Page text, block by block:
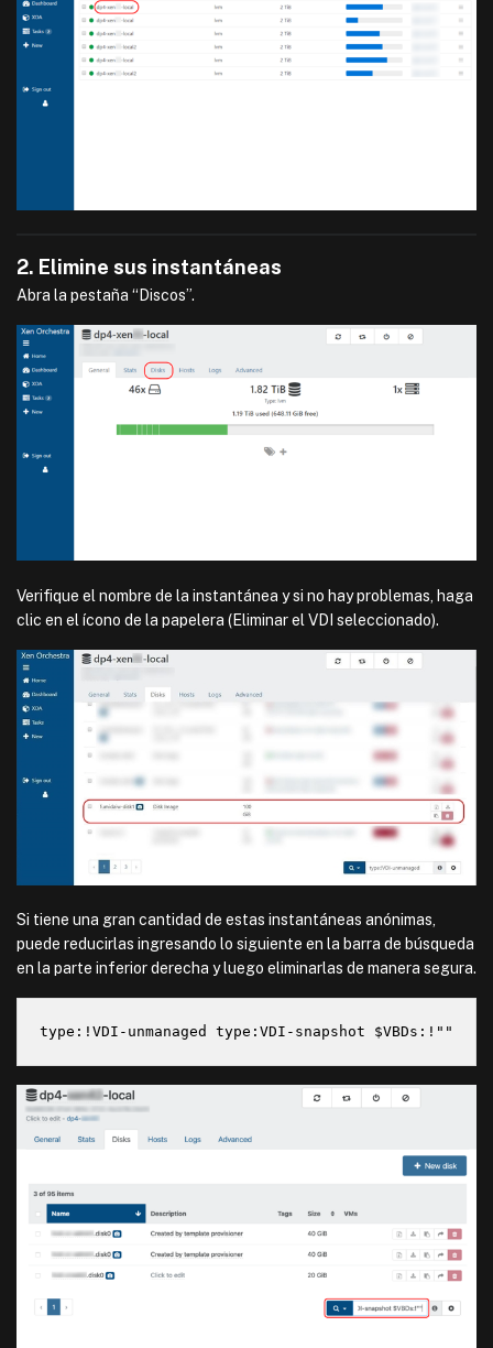
2. Elimine sus instantáneas
Abra la pestaña “Discos”.
Verifique el nombre de la instantánea y si no hay problemas, haga
clic en el ícono de la papelera (Eliminar el VDI seleccionado).
Si tiene una gran cantidad de estas instantáneas anónimas,
puede reducirlas ingresando lo siguiente en la barra de búsqueda
en la parte inferior derecha y luego eliminarlas de manera segura.
type:!VDI-unmanaged type:VDI-snapshot $VBDs:!""